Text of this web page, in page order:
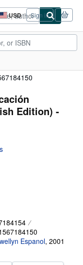
USD
Site
shopping
preferences
Sign in
Edition) -
Espanol, 2001